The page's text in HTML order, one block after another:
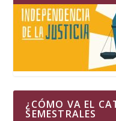
¿CÓMO VA EL
SEMESTRALES